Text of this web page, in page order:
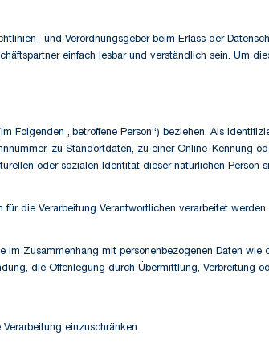
und Verordnungsgeber beim Erlass der
einfach lesbar und verständlich sein. Um
Folgenden „betroffene Person“) beziehen. Als
zu Standortdaten, zu einer Online-Kennung
oder sozialen Identität dieser natürlichen Person
die Verarbeitung Verantwortlichen verarbeitet werden.
Zusammenhang mit personenbezogenen Daten wie
die Offenlegung durch Übermittlung, Verbreitung
einzuschränken.